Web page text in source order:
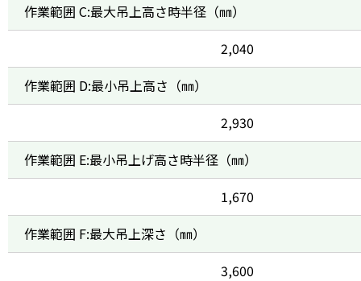
作業範囲 C:最大吊上高さ時半径（㎜）
2,040
作業範囲 D:最小吊上高さ（㎜）
2,930
作業範囲 E:最小吊上げ高さ時半径（㎜）
1,670
作業範囲 F:最大吊上深さ（㎜）
3,600